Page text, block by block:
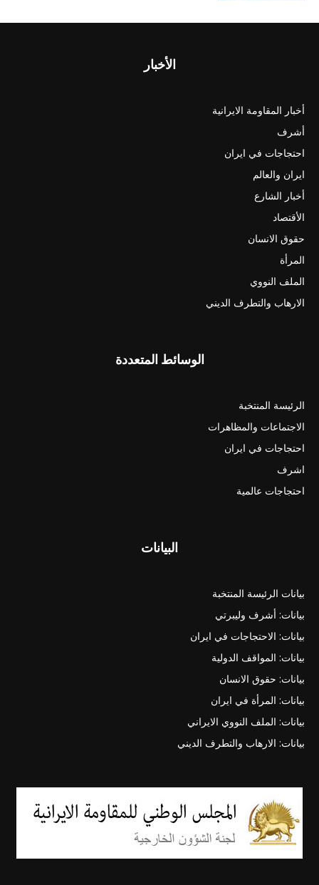
الأخبار
أخبار المقاومة الايرانية
أشرف
احتجاجات في ايران
ايران والعالم
أخبار الشارع
الأقتصاد
حقوق الانسان
المرأة
الملف النووي
الارهاب والتطرف الديني
الوسائط المتعددة
الرئيسة المنتخبة
الاجتماعات والمظاهرات
احتجاجات في ايران
اشرف
احتجاجات عالمية
البيانات
بيانات الرئيسة المنتخبة
بيانات: أشرف وليبرتي
بيانات: الاحتجاجات في ايران
بيانات: المواقف الدولية
بيانات: حقوق الانسان
بيانات: المرأة في ايران
بيانات: الملف النووي الايراني
بيانات: الارهاب والتطرف الديني